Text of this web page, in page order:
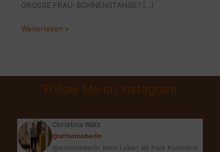
GROSSE FRAU: BOHNENSTANGE? […]
GROSSE
GROSS
GUT
SO!
Weiterlesen »
Follow Me on Instagram
Christina Walz
@arthomeberlin
@arthomeberlin Mein Leben als freie Künstlerin